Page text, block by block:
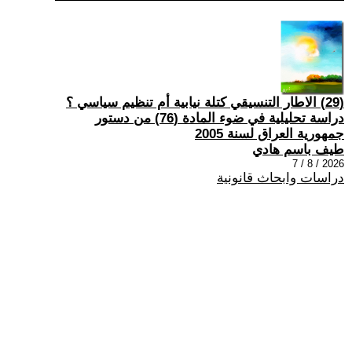
(29) الاطار التنسيقي كتلة نيابية أم تنظيم سياسي ؟
دراسة تحليلية في ضوء المادة (76) من دستور
جمهورية العراق لسنة 2005
طيف باسم هادي
2026 / 8 / 7
دراسات وابحاث قانونية